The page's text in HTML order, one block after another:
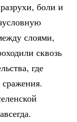
боли и
слоями,
сквозь
где